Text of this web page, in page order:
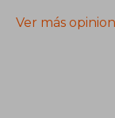
Ver más